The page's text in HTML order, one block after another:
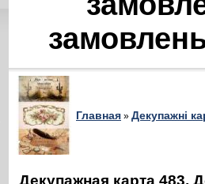
Главная » Декупажні